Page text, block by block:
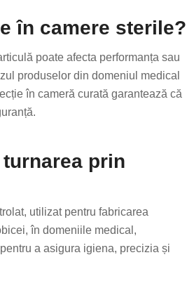
în camere sterile?
poate afecta performanța sau
produselor din domeniul medical
în cameră curată garantează că
prin
utilizat pentru fabricarea
în domeniile medical,
a asigura igiena, precizia și